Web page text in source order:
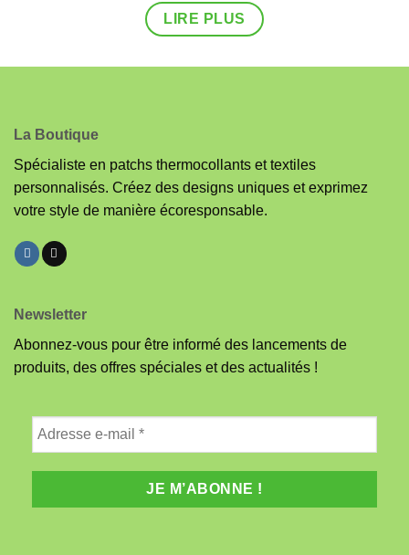
LIRE PLUS
La Boutique
Spécialiste en patchs thermocollants et textiles
personnalisés. Créez des designs uniques et exprimez
votre style de manière écoresponsable.
Newsletter
Abonnez-vous pour être informé des lancements de
produits, des offres spéciales et des actualités !